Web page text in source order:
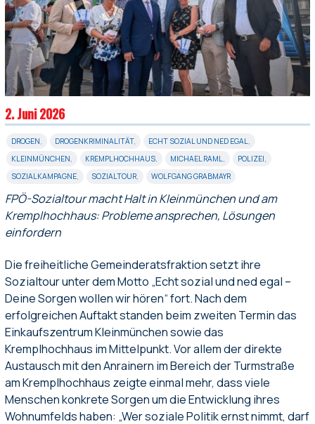
2. Juni 2026
DROGEN, DROGENKRIMINALITÄT, ECHT SOZIAL UND NED EGAL,
KLEINMÜNCHEN, KREMPLHOCHHAUS, MICHAEL RAML, POLIZEI,
SOZIALKAMPAGNE, SOZIALTOUR, WOLFGANG GRABMAYR
FPÖ-Sozialtour macht Halt in Kleinmünchen und am
Kremplhochhaus: Probleme ansprechen, Lösungen
einfordern
Die freiheitliche Gemeinderatsfraktion setzt ihre
Sozialtour unter dem Motto „Echt sozial und ned egal –
Deine Sorgen wollen wir hören“ fort. Nach dem
erfolgreichen Auftakt standen beim zweiten Termin das
Einkaufszentrum Kleinmünchen sowie das
Kremplhochhaus im Mittelpunkt. Vor allem der direkte
Austausch mit den Anrainern im Bereich der Turmstraße
am Kremplhochhaus zeigte einmal mehr, dass viele
Menschen konkrete Sorgen um die Entwicklung ihres
Wohnumfelds haben: „Wer soziale Politik ernst nimmt, darf